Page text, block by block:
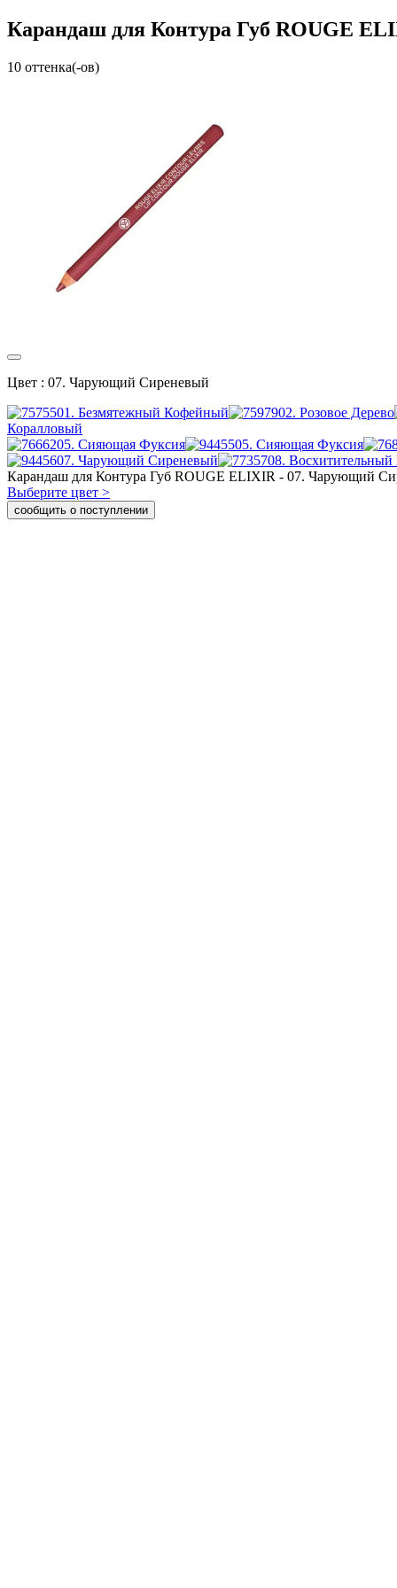
Карандаш для Контура Губ ROUGE
10 оттенка(-ов)
Цвет : 07. Чарующий Сиреневый
01. Безмятежный Кофейный
02. Розовое Дерево
Коралловый
05. Сияющая Фуксия
05. Сияющая Фуксия
07. Чарующий Сиреневый
08.
Карандаш для Контура Губ ROUGE ELIXIR - 07. Чарующий
Выберите цвет >
сообщить о поступлении